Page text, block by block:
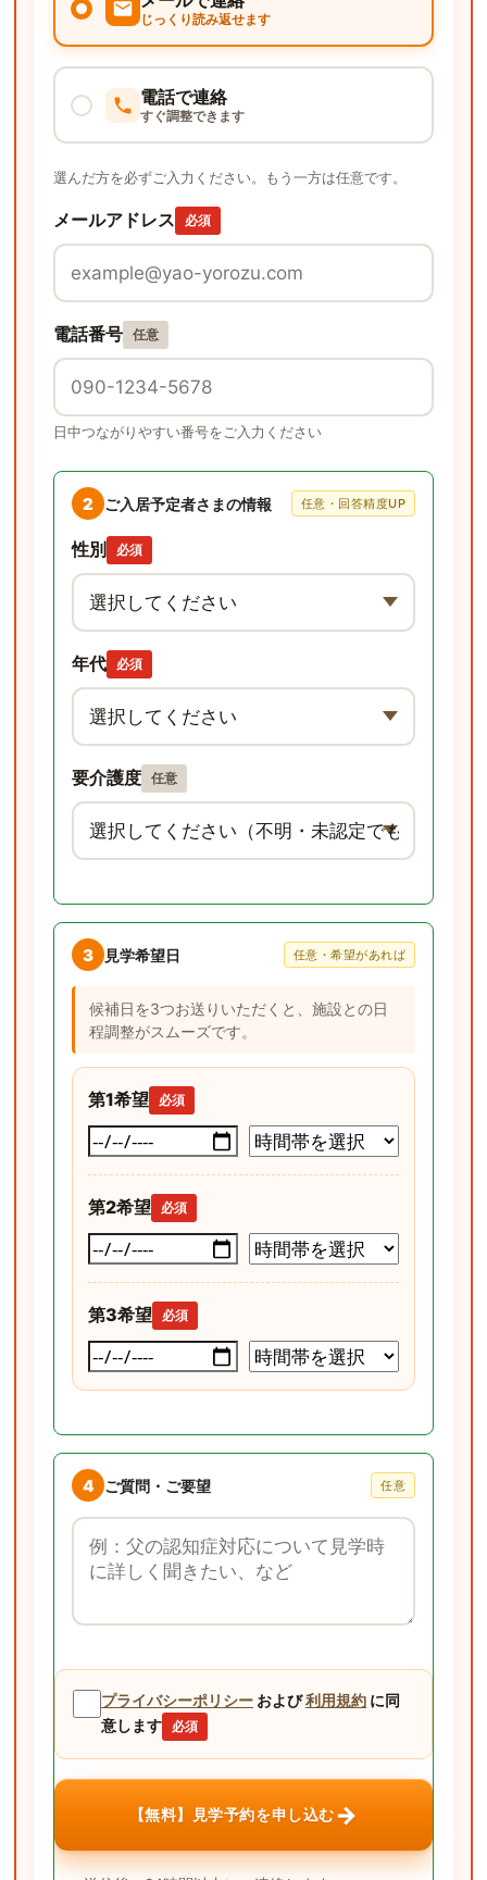
じっくり読み返せます
電話で連絡
すぐ調整できます
選んだ方を必ずご入力ください。もう一方は任意です。
メールアドレス 必須
電話番号 任意
日中つながりやすい番号をご入力ください
2 ご入居予定者さまの情報 任意・回答精度UP
性別 必須
年代 必須
要介護度 任意
3 見学希望日 任意・希望があれば
候補日を3つお送りいただくと、施設との日
程調整がスムーズです。
第1希望 必須
第2希望 必須
第3希望 必須
4 ご質問・ご要望 任意
ご質問・ご要望
プライバシーポリシー および利用規約 に同
意します
必須
【無料】見学予約を申し込む→